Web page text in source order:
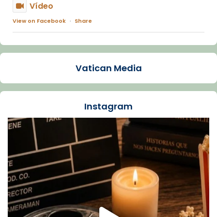
Vídeo
View on Facebook · Share
Arquebisbat de Barcelona
La Carmina va patir depressió. Fa gairebé
dos mesos, a l'Estadi Lluís Companys, la
Recupera l'entrevista comp
Vatican
tican News 👇
www.vaticannews.va/es/iglesia/news/2026-
07/carmina-historia-depresion-papa-viaje-
espana-testimoni...
Foto
View on Facebook · Share
Vatican Media
Instagram